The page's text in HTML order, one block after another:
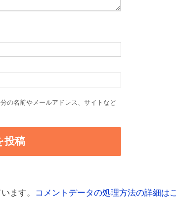
の名前やメールアドレス、サイトなど
ます。
コメントデータの処理方法の詳細はこ